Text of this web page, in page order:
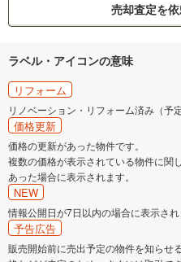
売却査定を
ラベル・アイコンの意味
リフォーム
リノベーション・リフォーム済み（予
価格更新
価格の更新があった物件です。
複数の価格が表示されている物件に関
あった場合に表示されます。
NEW
情報公開日が7日以内の場合に表示され
予告広告
販売開始前に売出予定の物件を知らせ